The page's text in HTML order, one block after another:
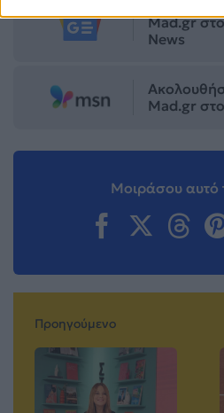
Mad.gr
News
Mad.gr
Μοιράσου αυτό
Προηγούμενο